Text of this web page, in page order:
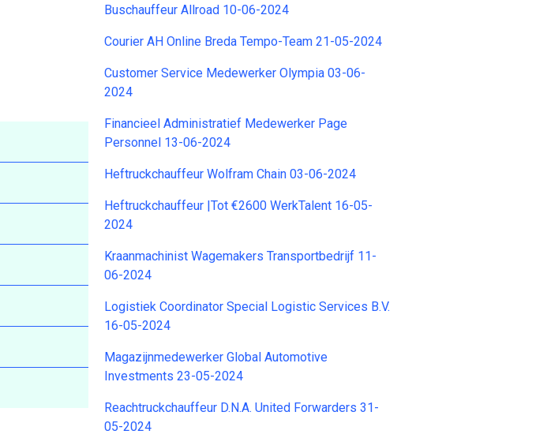
Buschauffeur Allroad 10-06-2024
Courier AH Online Breda Tempo-Team 21-05-2024
Customer Service Medewerker Olympia 03-06-
2024
Financieel Administratief Medewerker Page
Personnel 13-06-2024
Heftruckchauffeur Wolfram Chain 03-06-2024
Heftruckchauffeur |Tot €2600 WerkTalent 16-05-
2024
Kraanmachinist Wagemakers Transportbedrijf 11-
06-2024
Logistiek Coordinator Special Logistic Services B.V.
16-05-2024
Magazijnmedewerker Global Automotive
Investments 23-05-2024
Reachtruckchauffeur D.N.A. United Forwarders 31-
05-2024